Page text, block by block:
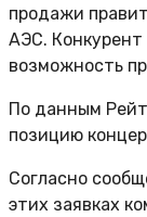
продажи
АЭС. Конкурент
возможность
По данным
позицию
Согласно
этих заявках